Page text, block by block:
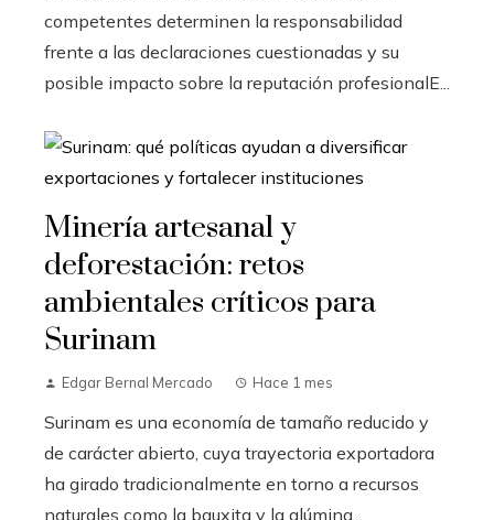
competentes determinen la responsabilidad
frente a las declaraciones cuestionadas y su
posible impacto sobre la reputación profesionalE...
Minería artesanal y
deforestación: retos
ambientales críticos para
Surinam
Edgar Bernal Mercado Hace 1 mes
Surinam es una economía de tamaño reducido y
de carácter abierto, cuya trayectoria exportadora
ha girado tradicionalmente en torno a recursos
naturales como la bauxita y la alúmina...